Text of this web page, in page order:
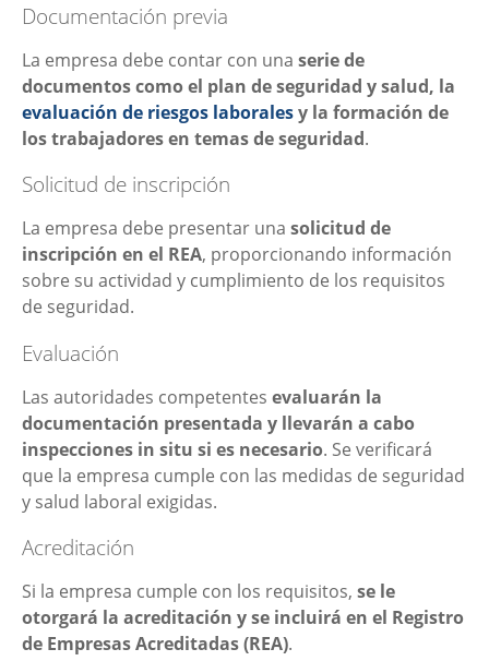
Documentación previa
La empresa debe contar con una serie de
documentos como el plan de seguridad y salud, la
evaluación de riesgos laboralesy la formación de
los trabajadores en temas de seguridad.
Solicitud de inscripción
La empresa debe presentar una solicitud de
inscripción en el REA, proporcionando información
sobre su actividad y cumplimiento de los requisitos
de seguridad.
Evaluación
Las autoridades competentes evaluarán la
documentación presentada y llevarán a cabo
inspecciones in situ si es necesario. Se verificará
que la empresa cumple con las medidas de seguridad
y salud laboral exigidas.
Acreditación
Si la empresa cumple con los requisitos, se le
otorgará la acreditación y se incluirá en el Registro
de Empresas Acreditadas (REA).